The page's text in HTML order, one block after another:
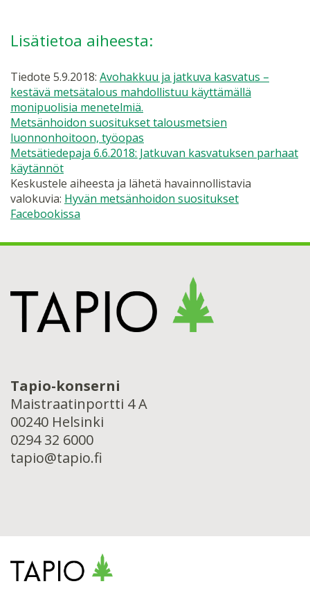
Lisätietoa aiheesta:
Tiedote 5.9.2018: Avohakkuu ja jatkuva kasvatus –
kestävä metsätalous mahdollistuu käyttämällä
monipuolisia menetelmiä.
Metsänhoidon suositukset talousmetsien
luonnonhoitoon, työopas
Metsätiedepaja 6.6.2018: Jatkuvan kasvatuksen parhaat
käytännöt
Keskustele aiheesta ja lähetä havainnollistavia
valokuvia: Hyvän metsänhoidon suositukset
Facebookissa
Tapio-konserni
Maistraatinportti 4 A
00240 Helsinki
0294 32 6000
tapio@tapio.fi